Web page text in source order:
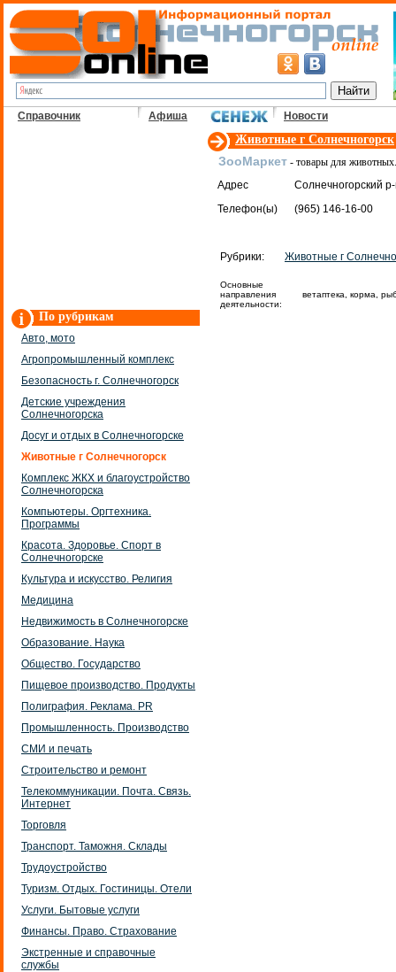
Справочник Афиша Новости
По рубрикам
Авто, мото
Агропромышленный комплекс
Безопасность г. Солнечногорск
Детские учреждения
Солнечногорска
Досуг и отдых в Солнечногорске
Животные г Солнечногорск
Комплекс ЖКХ и благоустройство
Солнечногорска
Компьютеры. Оргтехника.
Программы
Красота. Здоровье. Спорт в
Солнечногорске
Культура и искусство. Религия
Медицина
Недвижимость в Солнечногорске
Образование. Наука
Общество. Государство
Пищевое производство. Продукты
Полиграфия. Реклама. PR
Промышленность. Производство
СМИ и печать
Строительство и ремонт
Телекоммуникации. Почта. Связь.
Интернет
Торговля
Транспорт. Таможня. Склады
Трудоустройство
Туризм. Отдых. Гостиницы. Отели
Услуги. Бытовые услуги
Финансы. Право. Страхование
Экстренные и справочные
службы
Животные г Солнечногорск
ЗооМаркет - товары для животных.
Адрес
Солнечногорский
Телефон(ы)
(965) 146-16-00
Рубрики: Животные г
Основные
направления
деятельности:
ветаптека, корма,